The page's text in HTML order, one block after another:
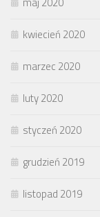
kwiecień 2020
marzec 2020
luty 2020
styczeń 2020
grudzień 2019
listopad 2019